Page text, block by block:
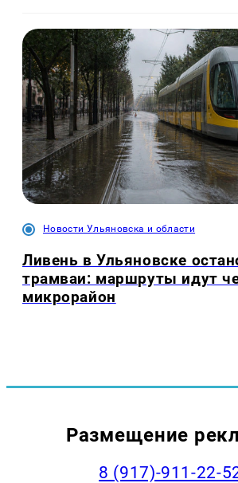
Новости Ульяновска и области
Ливень в Ульяновске
трамваи: маршруты идут
микрорайон
Размещение
8 (917)-911-22-